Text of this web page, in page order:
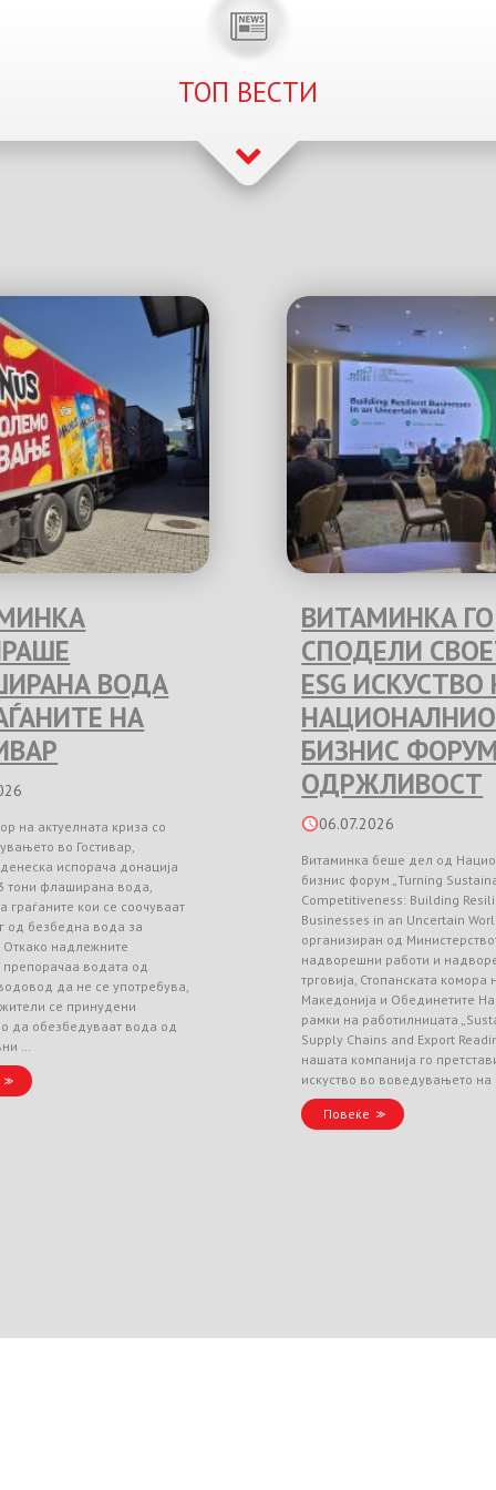
ТОП ВЕСТИ
ВОДА
НА
на актуелната криза со
во Гостивар,
испорача донација
тони флаширана вода,
граѓаните кои се соочуваат
од безбедна вода за
Откако надлежните
препорачаа водата од
да не се употребува,
се принудени
да обезбедуваат вода од
…
ВИТАМИНКА ГО
СПОДЕЛИ
ESG ИСКУСТВО
БИЗНИС
ОДРЖЛИВОСТ
06.07.2026
Витаминка беше дел од
бизнис форум „Turning
Competitiveness: Building
Businesses in an Uncertain
организиран од
надворешни работи и
трговија, Стопанската комора
Македонија и Обединетите
рамки на работилницата
Supply Chains and Export
нашата компанија го
искуство во воведувањето на
Повеќе